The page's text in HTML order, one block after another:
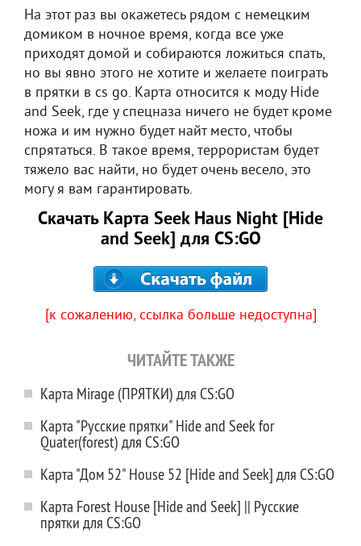
На этот раз вы окажетесь рядом с немецким
домиком в ночное время, когда все уже
приходят домой и собираются ложиться спать,
но вы явно этого не хотите и желаете поиграть
в прятки в cs go. Карта относится к моду Hide
and Seek, где у спецназа ничего не будет кроме
ножа и им нужно будет найт место, чтобы
спрятаться. В такое время, террористам будет
тяжело вас найти, но будет очень весело, это
могу я вам гарантировать.
Скачать Карта Seek Haus Night [Hide
and Seek] для CS:GO
[к сожалению, ссылка больше недоступна]
ЧИТАЙТЕ ТАКЖЕ
Карта Mirage (ПРЯТКИ) для CS:GO
Карта "Русские прятки" Hide and Seek for
Quater(forest) для CS:GO
Карта "Дом 52" House 52 [Hide and Seek] для CS:GO
Карта Forest House [Hide and Seek] || Русские
прятки для CS:GO